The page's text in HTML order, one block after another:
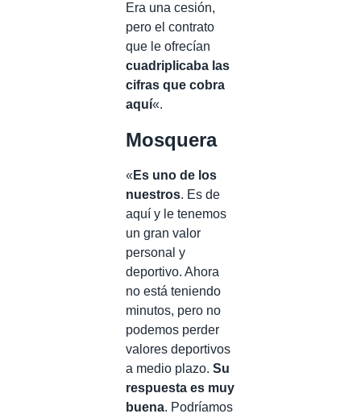
Era una cesión,
pero el contrato
que le ofrecían
cuadriplicaba las
cifras que cobra
aquí«.
Mosquera
« Es uno de los
nuestros. Es de
aquí y le tenemos
un gran valor
personal y
deportivo. Ahora
no está teniendo
minutos, pero no
podemos perder
valores deportivos
a medio plazo. Su
respuesta es muy
buena. Podríamos